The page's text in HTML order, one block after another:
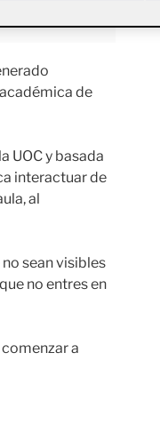
de
UOC y basada
interactuar de
al
sean visibles
no entres en
a